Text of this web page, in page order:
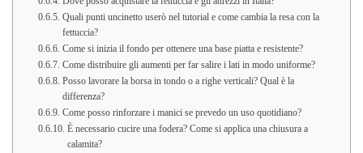
Quali punti uncinetto userò nel tutorial e come cambia la resa con la
fettuccia?
Come si inizia il fondo per ottenere una base piatta e resistente?
Come distribuire gli aumenti per far salire i lati in modo uniforme?
Posso lavorare la borsa in tondo o a righe verticali? Qual è la
differenza?
Come posso rinforzare i manici se prevedo un uso quotidiano?
È necessario cucire una fodera? Come si applica una chiusura a
calamita?